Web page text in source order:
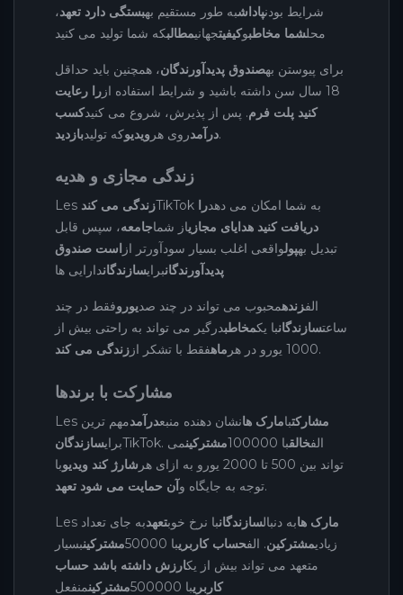
شرایط بودنپاداشبه طور مستقیم بهبستگی دارد تعهد،
محلشما مخاطبوکیفیتجهانیمطالبکه شما تولید می کنید
برای پیوستن بهصندوق پدیدآورندگان، همچنین باید حداقل
18 سال سن داشته باشید و شرایط استفاده از
را رعایت
کنید پلت فرم. پس از پذیرش، شروع می کنیدکسب
درآمدروی هر ویدیوکه تولیدبازدید .
زندگی مجازی و هدیه
Les زندگی می کند TikTok به شما امکان می دهدرا
دریافت کنید هدایای مجازیاز شماجامعه، سپس قابل
تبدیل بهپولواقعی اغلب بسیار سودآورتر از است صندوق
پدیدآورندگانبرایسازندگاندارایی ها
الفزندهمحبوب می تواند در چند صدیوروفقط در چند
ساعتسازندگانبا یکمخاطبدرگیر می تواند به راحتی بیش از
1000 یورو در هر
ماهفقط با تشکر از زندگی می کند .
مشارکت با برندها
Les مشارکتبامارک هانشان دهنده منبعدرآمدمهم ترین
برایسازندگان TikTok. الفخالقبا 100000 مشترکینمی
تواند بین 500 تا 2000 یورو به ازای هر
شارژ کند ویدیوبا
توجه به جایگاه وآن حمایت می شود تعهد .
Les مارک هابه دنبالسازندگانبا نرخ خوبتعهدبه جای تعداد
زیادیمشترکین. الفحساب کاربریبا 50000 مشترکینبسیار
متعهد می تواند بیش از یکارزش داشته باشد حساب
کاربریبا 500000 مشترکینمنفعل